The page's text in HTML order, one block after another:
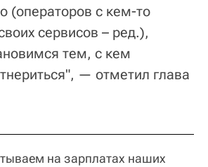
(операторов с кем-то
сервисов – ред.),
тем, с кем
— отметил глава
на зарплатах наших